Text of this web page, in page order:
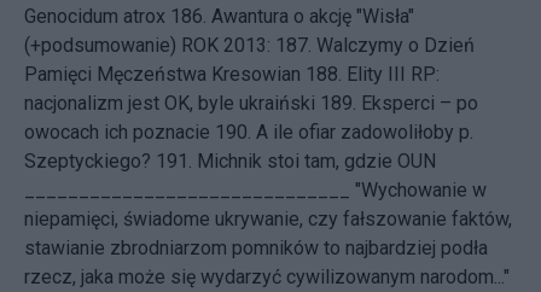
Genocidum atrox 186. Awantura o akcję "Wisła"
(+podsumowanie) ROK 2013: 187. Walczymy o Dzień
Pamięci Męczeństwa Kresowian 188. Elity III RP:
nacjonalizm jest OK, byle ukraiński 189. Eksperci – po
owocach ich poznacie 190. A ile ofiar zadowoliłoby p.
Szeptyckiego? 191. Michnik stoi tam, gdzie OUN
______________________________ "Wychowanie w
niepamięci, świadome ukrywanie, czy fałszowanie faktów,
stawianie zbrodniarzom pomników to najbardziej podła
rzecz, jaka może się wydarzyć cywilizowanym narodom..."